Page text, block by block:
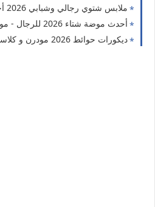
ملابس شتوي رجالي وشبابي 2026 أحدث صيحات الموضة - موقع يلا عالموضة
أحدث موضة شتاء 2026 للرجال - موقع يلا عالموضة
ديكورات حوائط 2026 مودرن و كلاسيك - موقع يلا عالموضة